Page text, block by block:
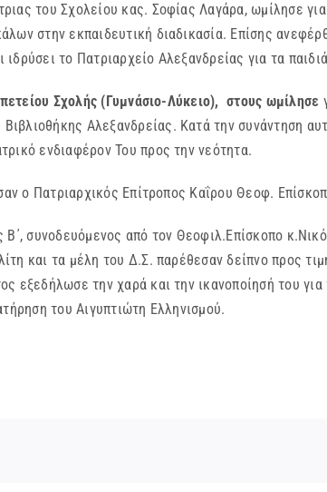
του Σχολείου κας. Σοφίας Λαγάρα, ωμίλησε
στην εκπαιδευτική διαδικασία. Επίσης
το Πατριαρχείο Αλεξανδρείας για τα
Σχολής (Γυμνάσιο-Λύκειο), στους ωμίλησε
Αλεξανδρείας. Κατά την συνάντηση
ενδιαφέρον Του προς την νεότητα.
Επίτροπος Καΐρου Θεοφ.
από τον Θεοφιλ.Επίσκοπο
και τα μέλη του Δ.Σ. παρέθεσαν δείπνο προς
εξεδήλωσε την χαρά και την ικανοποίησή του
του Αιγυπτιώτη Ελληνισμού.